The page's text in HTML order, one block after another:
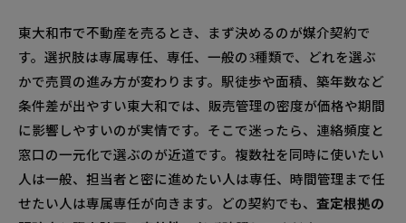
東大和市で不動産を売るとき、まず決めるのが媒介契約で
す。選択肢は専属専任、専任、一般の3種類で、どれを選ぶ
かで売買の進み方が変わります。駅徒歩や面積、築年数など
条件差が出やすい東大和では、販売管理の密度が価格や期間
に影響しやすいのが実情です。そこで迷ったら、連絡頻度と
窓口の一元化で選ぶのが近道です。複数社を同時に使いたい
人は一般、担当者と密に進めたい人は専任、時間管理まで任
せたい人は専属専任が向きます。どの契約でも、 査定根拠の